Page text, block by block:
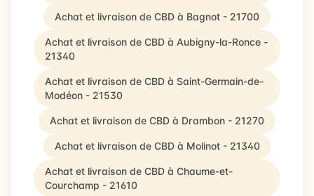
Achat et livraison de CBD à Bagnot - 21700
Achat et livraison de CBD à Aubigny-la-Ronce -
21340
Achat et livraison de CBD à Saint-Germain-de-
Modéon - 21530
Achat et livraison de CBD à Drambon - 21270
Achat et livraison de CBD à Molinot - 21340
Achat et livraison de CBD à Chaume-et-
Courchamp - 21610